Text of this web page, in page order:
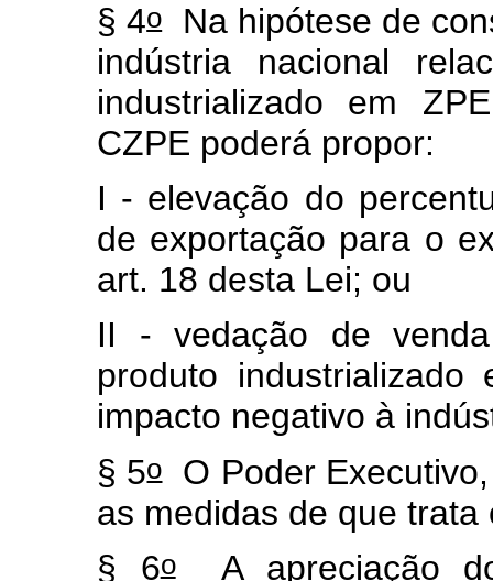
§ 4oNa hipótese de
indústria nacional
industrializado em
CZPE poderá propor:
I - elevação do
de exportação para o
art. 18 desta Lei; ou
II - vedação de
produto
impacto negativo à
§ 5oO Poder Executivo,
as medidas de que trata
§ 6oA apreciação